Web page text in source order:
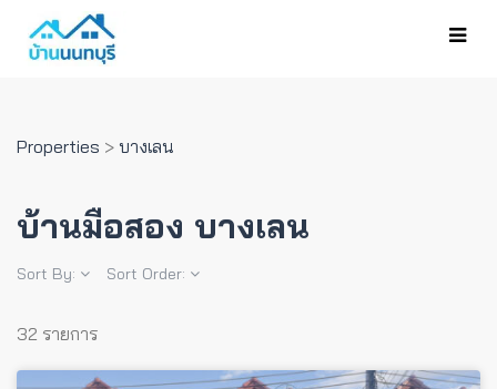
Properties > บางเลน
บ้านมือสอง บางเลน
Sort By: Sort Order:
32 รายการ